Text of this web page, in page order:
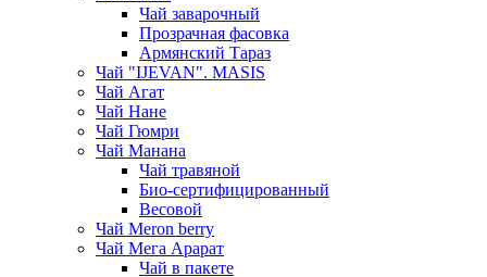
Чай заварочный
Прозрачная фасовка
Армянский Тараз
Чай "IJEVAN". MASIS
Чай Агат
Чай Нане
Чай Гюмри
Чай Манана
Чай травяной
Био-сертифицированный
Весовой
Чай Meron berry
Чай Мега Арарат
Чай в пакете